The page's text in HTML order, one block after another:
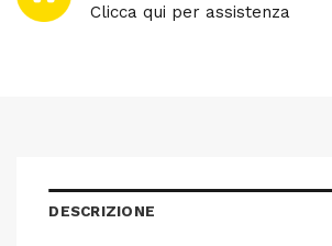
Clicca qui per assistenza
DESCRIZIONE